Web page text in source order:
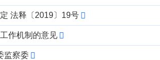
法释〔2019〕19号
作机制的意见
监察委